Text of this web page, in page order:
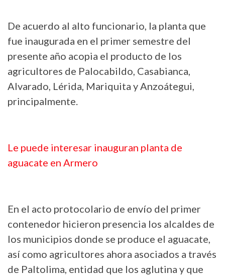
De acuerdo al alto funcionario, la planta que
fue inaugurada en el primer semestre del
presente año acopia el producto de los
agricultores de Palocabildo, Casabianca,
Alvarado, Lérida, Mariquita y Anzoátegui,
principalmente.
Le puede interesar inauguran planta de
aguacate en Armero
En el acto protocolario de envío del primer
contenedor hicieron presencia los alcaldes de
los municipios donde se produce el aguacate,
así como agricultores ahora asociados a través
de Paltolima, entidad que los aglutina y que